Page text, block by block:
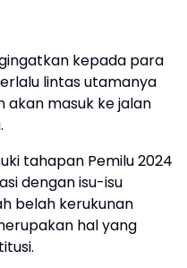
kepada para
lintas utamanya
masuk ke jalan
tahapan Pemilu 2024
dengan isu-isu
belah kerukunan
hal yang